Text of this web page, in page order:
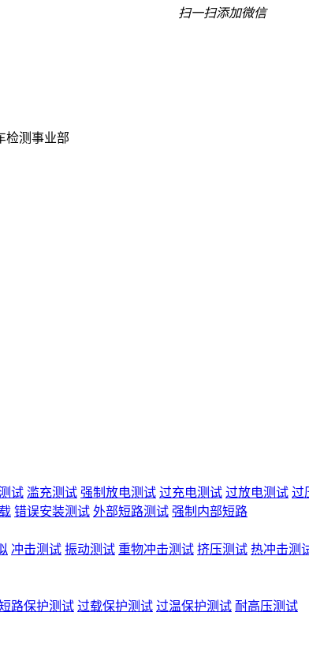
扫一扫添加微信
检测事业部
试 滥充测试 强制放电测试 过充电测试 过放电测试 过
错误安装测试 外部短路测试 强制内部短路
冲击测试 振动测试 重物冲击测试 挤压测试 热冲击测
路保护测试 过载保护测试 过温保护测试 耐高压测试